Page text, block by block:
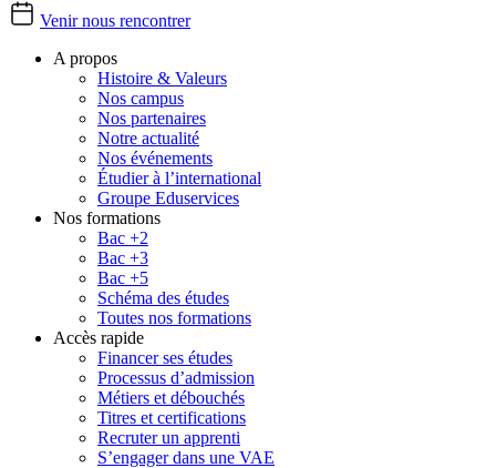
Venir nous rencontrer
A propos
Histoire & Valeurs
Nos campus
Nos partenaires
Notre actualité
Nos événements
Étudier à l’international
Groupe Eduservices
Nos formations
Bac +2
Bac +3
Bac +5
Schéma des études
Toutes nos formations
Accès rapide
Financer ses études
Processus d’admission
Métiers et débouchés
Titres et certifications
Recruter un apprenti
S’engager dans une VAE